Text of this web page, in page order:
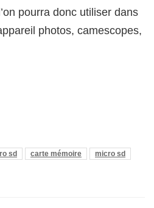
pourra donc utiliser dans
photos, camescopes,
sd carte mémoire
micro sd